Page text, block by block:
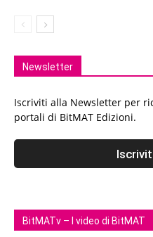
Newsletter
Iscriviti alla Newsletter per
portali di BitMAT Edizioni.
BitMATv – I video di BitMAT